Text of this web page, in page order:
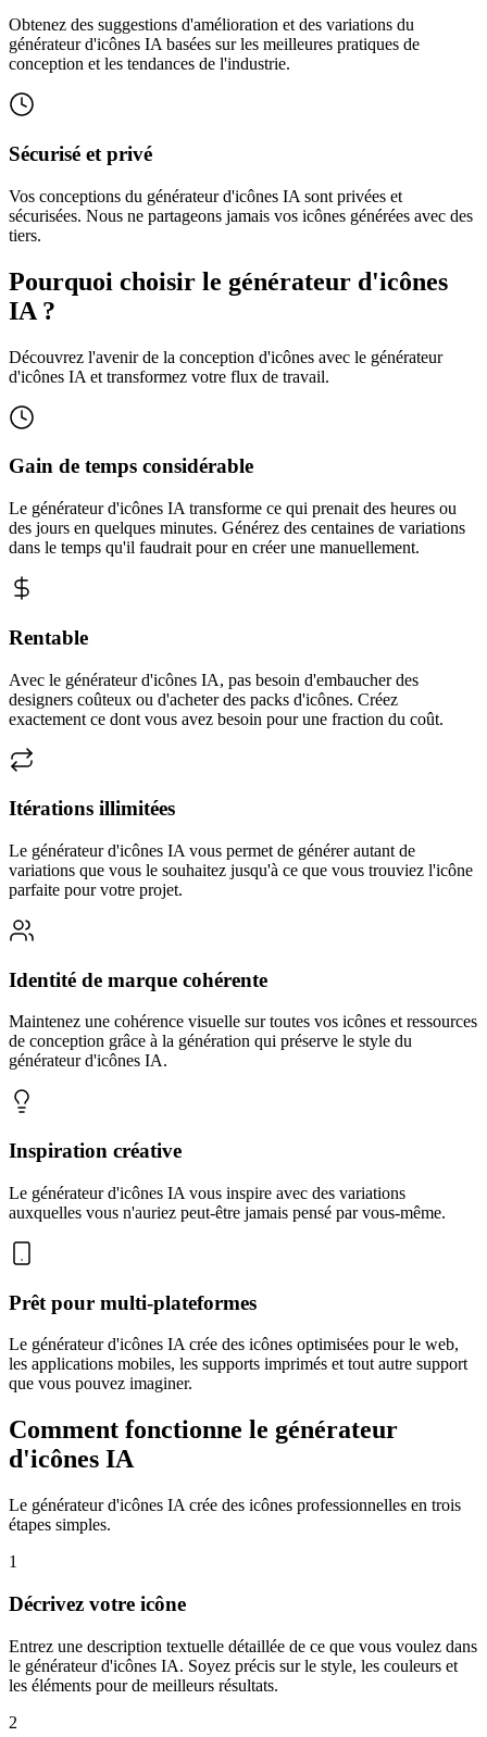
Obtenez des suggestions d'amélioration et des variations du
générateur d'icônes IA basées sur les meilleures pratiques de
conception et les tendances de l'industrie.
Sécurisé et privé
Vos conceptions du générateur d'icônes IA sont privées et
sécurisées. Nous ne partageons jamais vos icônes générées avec des
tiers.
Pourquoi choisir le générateur d'icônes
IA ?
Découvrez l'avenir de la conception d'icônes avec le générateur
d'icônes IA et transformez votre flux de travail.
Gain de temps considérable
Le générateur d'icônes IA transforme ce qui prenait des heures ou
des jours en quelques minutes. Générez des centaines de variations
dans le temps qu'il faudrait pour en créer une manuellement.
Rentable
Avec le générateur d'icônes IA, pas besoin d'embaucher des
designers coûteux ou d'acheter des packs d'icônes. Créez
exactement ce dont vous avez besoin pour une fraction du coût.
Itérations illimitées
Le générateur d'icônes IA vous permet de générer autant de
variations que vous le souhaitez jusqu'à ce que vous trouviez l'icône
parfaite pour votre projet.
Identité de marque cohérente
Maintenez une cohérence visuelle sur toutes vos icônes et ressources
de conception grâce à la génération qui préserve le style du
générateur d'icônes IA.
Inspiration créative
Le générateur d'icônes IA vous inspire avec des variations
auxquelles vous n'auriez peut-être jamais pensé par vous-même.
Prêt pour multi-plateformes
Le générateur d'icônes IA crée des icônes optimisées pour le web,
les applications mobiles, les supports imprimés et tout autre support
que vous pouvez imaginer.
Comment fonctionne le générateur
d'icônes IA
Le générateur d'icônes IA crée des icônes professionnelles en trois
étapes simples.
1
Décrivez votre icône
Entrez une description textuelle détaillée de ce que vous voulez dans
le générateur d'icônes IA. Soyez précis sur le style, les couleurs et
les éléments pour de meilleurs résultats.
2